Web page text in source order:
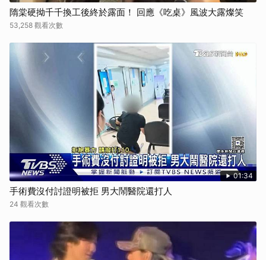
隋棠硬拗千千換工後終於露面！ 回應《吃桌》風波大露燦笑
53,258 觀看次數
01:34
手術費沒付討證明被拒 男大鬧醫院還打人
24 觀看次數